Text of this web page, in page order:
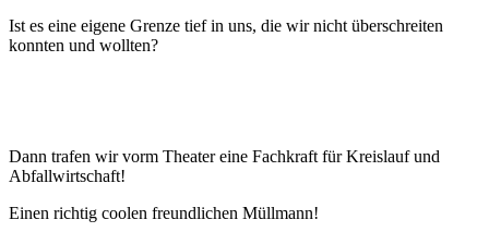
Ist es eine eigene Grenze tief in uns, die wir nicht überschreiten
konnten und wollten?
Dann trafen wir vorm Theater eine Fachkraft für Kreislauf und
Abfallwirtschaft!
Einen richtig coolen freundlichen Müllmann!